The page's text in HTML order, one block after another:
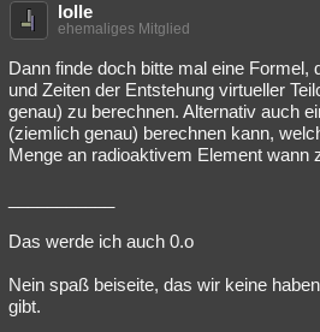
lolle
ehemaliges Mitglied
Dann finde doch bitte mal eine Formel,
und Zeiten der Entstehung virtueller
genau) zu berechnen. Alternativ auch
(ziemlich genau) berechnen kann,
Menge an radioaktivem Element wann
Das werde ich auch 0.o
Nein spaß beiseite, das wir keine
gibt.